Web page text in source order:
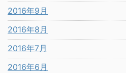
2016年9月
2016年8月
2016年7月
2016年6月